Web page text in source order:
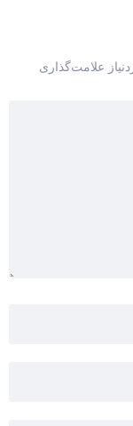
علامت‌گذاری